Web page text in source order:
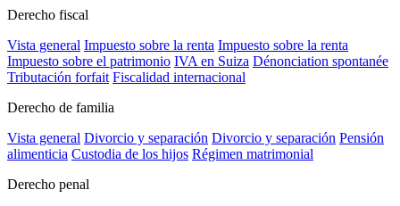
Derecho fiscal
Vista general Impuesto sobre la renta Impuesto sobre la renta
Impuesto sobre el patrimonio IVA en Suiza Dénonciation spontanée
Tributación forfait Fiscalidad internacional
Derecho de familia
Vista general Divorcio y separación Divorcio y separación Pensión
alimenticia Custodia de los hijos Régimen matrimonial
Derecho penal